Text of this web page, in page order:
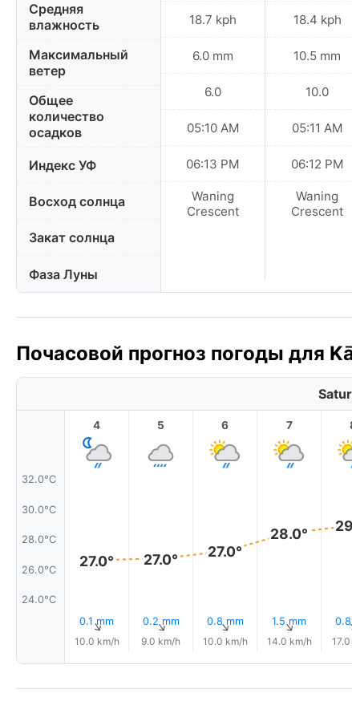
Средняя
влажность
Максимальный
ветер
Общее
количество
осадков
Индекс УФ
Восход солнца
Закат солнца
Фаза Луны
18.7 kph
6.0 mm
6.0
05:10 AM
06:13 PM
Waning
Crescent
18.4 kph
10.5 mm
10.0
05:11 AM
06:12 PM
Waning
Crescent
Почасовой прогноз погоды для
32.0°C
30.0°C
28.0°C
26.0°C
24.0°C
4
27.0°
0.1 mm
↑
10.0 km/h
5
27.0°
0.2 mm
↑
9.0 km/h
6
27.0°
0.8 mm
↑
10.0 km/h
7
28.0°
1.5 mm
↑
14.0 km/h